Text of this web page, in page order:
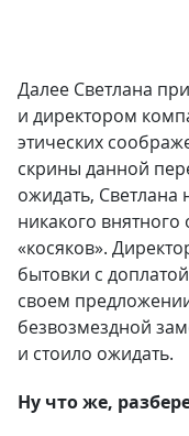
Далее Светлана
и директором
этических
скрины данной
ожидать, Светлана
никакого
«косяков».
бытовки с
своем
безвозмездной
и стоило ожидать.
Ну что же,